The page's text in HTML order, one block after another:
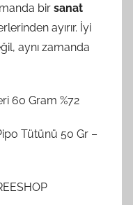
bir sanat
ayırır. İyi
aynı zamanda
60 Gram %72
Tütünü 50 Gr –